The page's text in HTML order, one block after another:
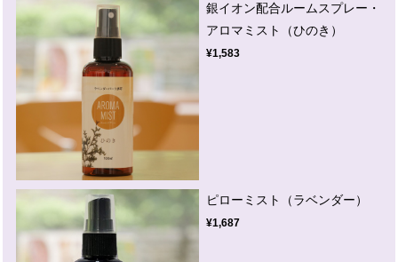
銀イオン配合ルームスプレー・
アロマミスト（ひのき）
¥1,583
ピローミスト（ラベンダー）
¥1,687